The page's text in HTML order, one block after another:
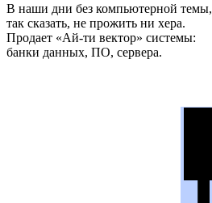
В наши дни без компьютерной темы,
так сказать, не прожить ни хера.
Продает «Ай-ти вектор» системы:
банки данных, ПО, сервера.